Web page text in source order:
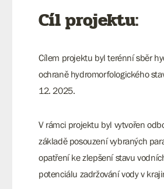
Cíl projektu:
Cílem projektu byl terénní sběr
ochraně hydromorfologického
12. 2025.
V rámci projektu byl vytvořen
základě posouzení vybraných
opatření ke zlepšení stavu
potenciálu zadržování vody v